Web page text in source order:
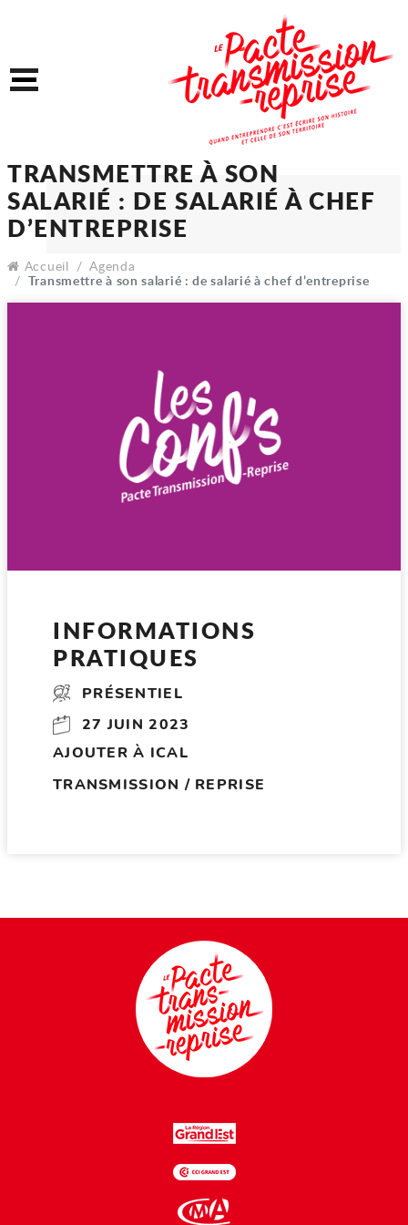
Menu
TRANSMETTRE À SON
SALARIÉ : DE SALARIÉ À
D’ENTREPRISE
Accueil
Agenda
Transmettre à son salarié : de salarié à chef d’entreprise
INFORMATIONS
PRATIQUES
PRÉSENTIEL
27 JUIN 2023
AJOUTER À ICAL
TRANSMISSION / REPRISE